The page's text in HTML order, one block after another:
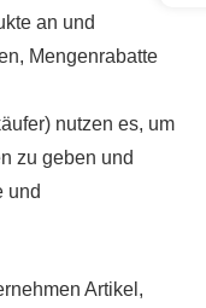
an und
Mengenrabatte
nutzen es, um
zu geben und
und
Artikel,